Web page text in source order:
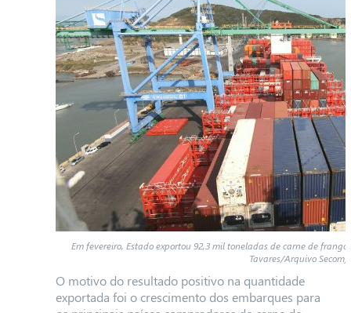
Em fevereiro, Estado exportou 92,3 mil toneladas de carne de
Tavares/Arquivo Secom)
O motivo do resultado positivo na quantidade
exportada foi o crescimento dos embarques para